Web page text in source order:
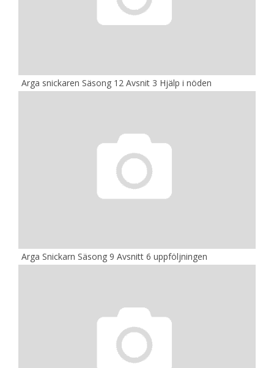
Arga snickaren Säsong 12 Avsnit 3 Hjälp i nöden
Arga Snickarn Säsong 9 Avsnitt 6 uppföljningen